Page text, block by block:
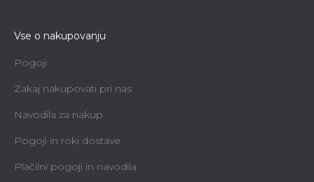
Vse o nakupovanju
Pogoji
Zakaj nakupovati pri nas
Navodila za nakup
Pogoji in roki dostave
Plačilni pogoji in navodila